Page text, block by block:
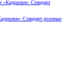
Стандарт розовые